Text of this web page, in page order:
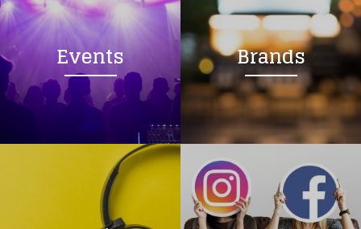
Events Brands